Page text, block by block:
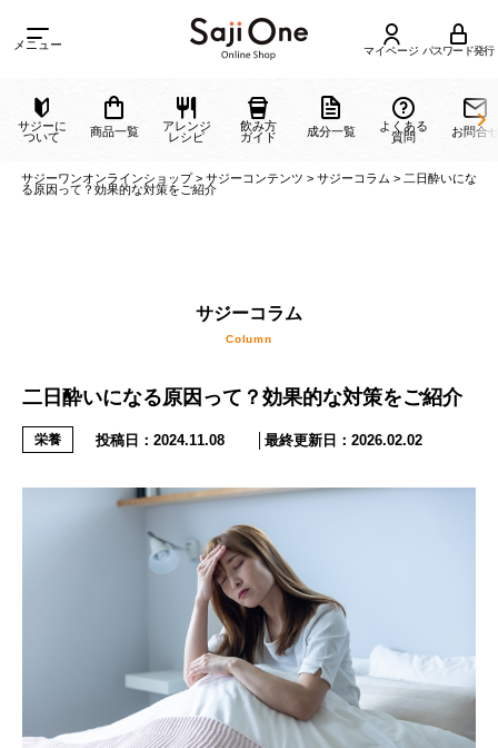
メニュー マイページ パスワード発行
サジーに アレンジ 飲み方 成分一覧 よくある
サジーワンオンラインショップ>
サジーコラム
二日酔いになる原因って？効果的な対策をご紹介
栄養 投稿日： 2024.11.08 │最終更新日： 2026.02.02